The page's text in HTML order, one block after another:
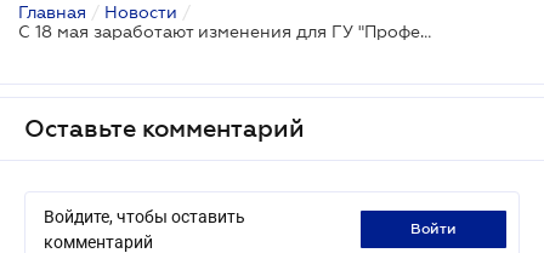
Главная / Новости /
С 18 мая заработают изменения для ГУ "Профессиональные закупки": самофинансирование и новые обязательные товары
Оставьте комментарий
Войдите, чтобы оставить
комментарий
войти